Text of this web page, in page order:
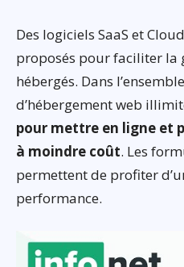
Des logiciels SaaS et
proposés pour faciliter la
hébergés. Dans
d’hébergement web
pour mettre en ligne et
à moindre coût. Les
permettent de profiter
performance.